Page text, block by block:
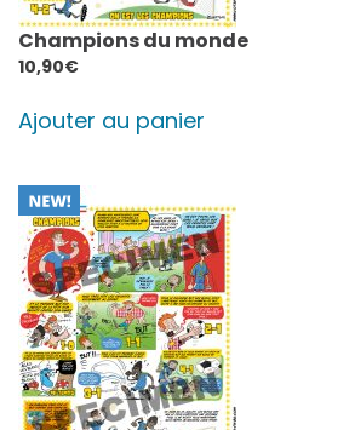
Champions du monde
10,90€
Ajouter au panier